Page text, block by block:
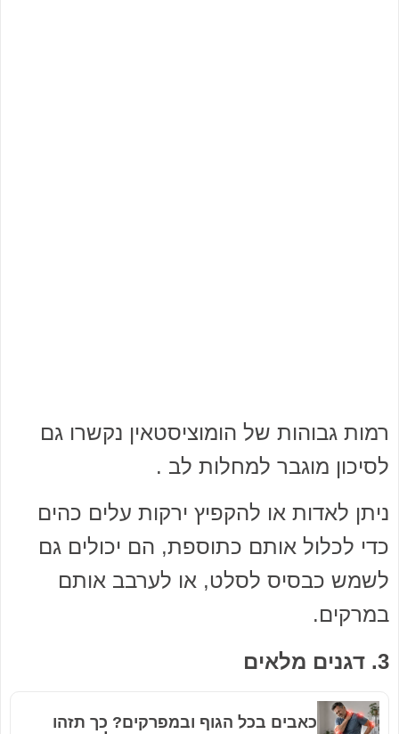
רמות גבוהות של הומוציסטאין נקשרו גם
לסיכון מוגבר למחלות לב .
ניתן לאדות או להקפיץ ירקות עלים כהים
כדי לכלול אותם כתוספת, הם יכולים גם
לשמש כבסיס לסלט, או לערבב אותם
במרקים.
3. דגנים מלאים
כאבים בכל הגוף ובמפרקים? כך תזהו